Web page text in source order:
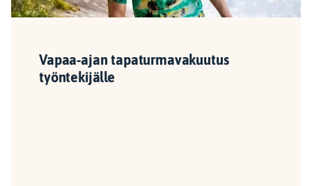
Vapaa-ajan tapaturma­vakuutus
työntekijälle